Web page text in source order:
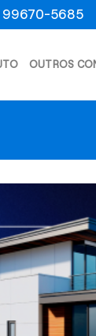
99670-5685
OUTROS